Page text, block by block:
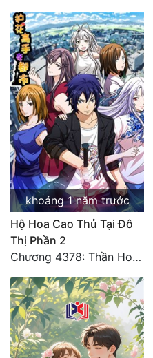
khoảng 1 năm trước
Hộ Hoa Cao Thủ Tại Đô
Thị Phần 2
Chương 4378: Thần Hoàng Hạ Thiên (Đại kết cục) (03)